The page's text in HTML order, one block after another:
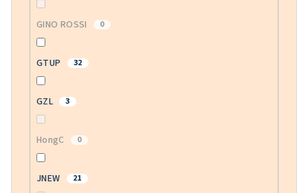
GINO ROSSI 0
GTUP 32
GZL 3
HongC 0
JNEW 21